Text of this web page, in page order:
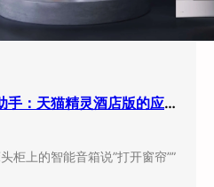
酒店客房引入智能语音助手：天猫精灵酒店版的应用现状与实际效果
柜上的智能音箱说”打开窗帘””